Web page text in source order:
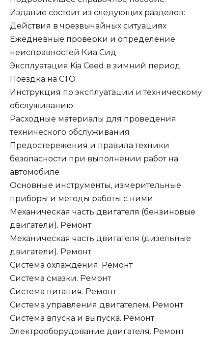
Издание состоит из следующих разделов:
Действия в чрезвычайных ситуациях
Ежедневные проверки и определение
неисправностей Киа Сид
Эксплуатация Kia Ceed в зимний период
Поездка на СТО
Инструкция по эксплуатации и техническому
обслуживанию
Расходные материалы для проведения
технического обслуживания
Предостережения и правила техники
безопасности при выполнении работ на
автомобиле
Основные инструменты, измерительные
приборы и методы работы с ними
Механическая часть двигателя (бензиновые
двигатели). Ремонт
Механическая часть двигателя (дизельные
двигатели). Ремонт
Система охлаждения. Ремонт
Система смазки. Ремонт
Система питания. Ремонт
Система управления двигателем. Ремонт
Система впуска и выпуска. Ремонт
Электрооборудование двигателя. Ремонт